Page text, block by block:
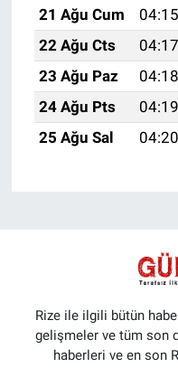
21 Ağu Cum
04:15
22 Ağu Cts
04:17
23 Ağu Paz
04:18
24 Ağu Pts
04:19
25 Ağu Sal
04:20
Rize ile ilgili bütün
gelişmeler ve tüm son
haberleri ve en son